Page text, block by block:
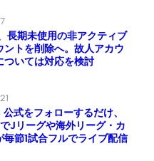
長期未使用の非アクティブ
ントを削除へ。故人アカウ
ついては対応を検討
式をフォローするだけ、
Jリーグや海外リーグ・カ
毎節1試合フルでライブ配信